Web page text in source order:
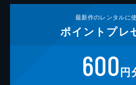
最新作のレンタルに
ポイント プレ
600円